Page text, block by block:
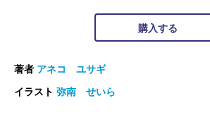
購入する
著者 アネコ ユサギ
イラスト 弥南 せいら